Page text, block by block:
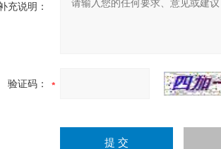
充说明：
验证码：